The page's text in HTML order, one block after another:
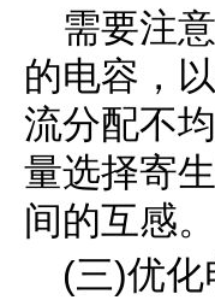
需要注
的电容，
流分配不
量选择寄
间的互感。
(三)优